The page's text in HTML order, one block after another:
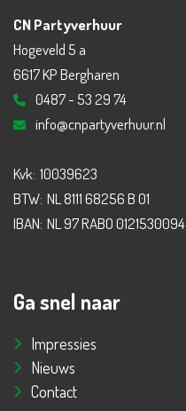
CN Partyverhuur
Hogeveld 5 a
6617 KP Bergharen
0487 - 53 29 74
info@cnpartyverhuur.nl
Kvk: 10039623
BTW: NL 8111 68256 B 01
IBAN: NL 97 RABO 0121530094
Ga snel naar
Impressies
Nieuws
Contact